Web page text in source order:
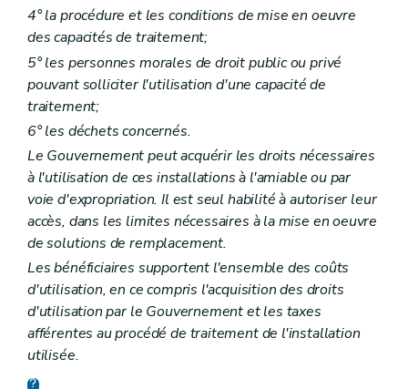
4° la procédure et les conditions de mise en oeuvre
des capacités de traitement;
5° les personnes morales de droit public ou privé
pouvant solliciter l'utilisation d'une capacité de
traitement;
6° les déchets concernés.
Le Gouvernement peut acquérir les droits nécessaires
à l'utilisation de ces installations à l'amiable ou par
voie d'expropriation. Il est seul habilité à autoriser leur
accès, dans les limites nécessaires à la mise en oeuvre
de solutions de remplacement.
Les bénéficiaires supportent l'ensemble des coûts
d'utilisation, en ce compris l'acquisition des droits
d'utilisation par le Gouvernement et les taxes
afférentes au procédé de traitement de l'installation
utilisée.